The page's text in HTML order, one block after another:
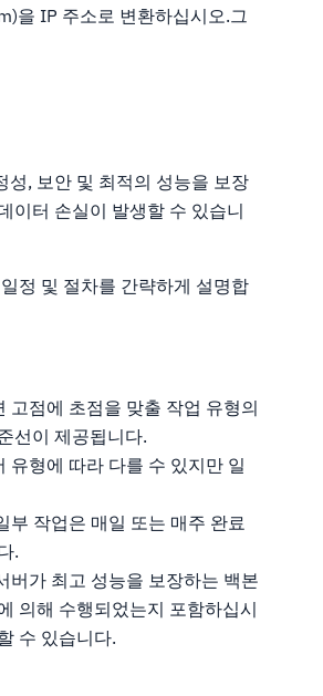
을 IP 주소로 변환하십시오.그
성, 보안 및 최적의 성능을 보장
이터 손실이 발생할 수 있습니
정 및 절차를 간략하게 설명합
고점에 초점을 맞출 작업 유형의
선이 제공됩니다.
유형에 따라 다를 수 있지만 일
부 작업은 매일 또는 매주 완료
.
버가 최고 성능을 보장하는 백본
의해 수행되었는지 포함하십시
수 있습니다.